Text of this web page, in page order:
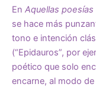
En Aquellas poesías
se hace más
tono e intención
(“Epidauros”, por
poético que solo
encarne, al modo